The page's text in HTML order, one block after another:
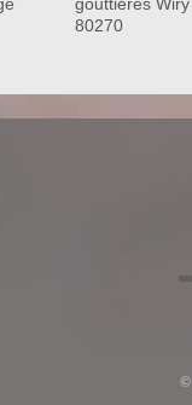
en réparation
qu’il vous
et que vous
80270